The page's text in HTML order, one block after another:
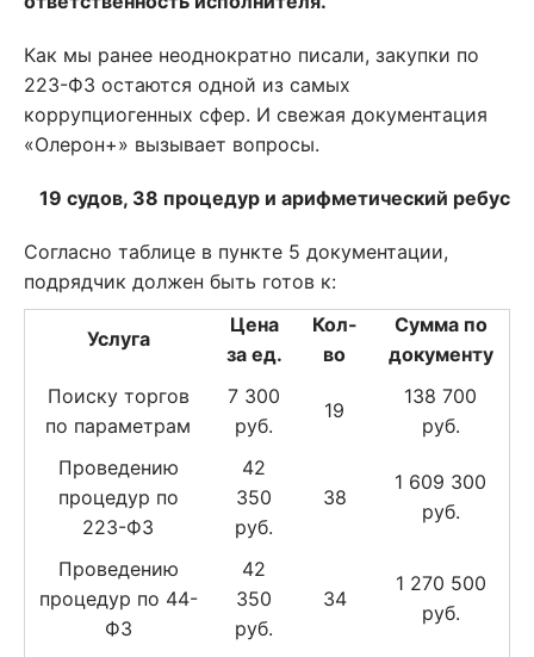
Как мы ранее неоднократно писали, закупки по
223-ФЗ остаются одной из самых
коррупциогенных сфер. И свежая документация
«Олерон+» вызывает вопросы.
19 судов, 38 процедур и арифметический ребус
Согласно таблице в пункте 5 документации,
подрядчик должен быть готов к:
Услуга
Цена
за ед.
Кол-
во
Сумма по
документу
Поиску торгов
по параметрам
7 300
руб.
19
138 700
руб.
Проведению
процедур по
223-ФЗ
42
350
руб.
38
1 609 300
руб.
Проведению
процедур по 44-
ФЗ
42
350
руб.
34
1 270 500
руб.